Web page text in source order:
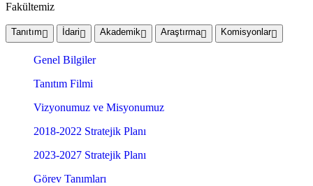
Fakültemiz
Tanıtım İdari Akademik Araştırma Komisyonlar
Genel Bilgiler
Tanıtım Filmi
Vizyonumuz ve Misyonumuz
2018-2022 Stratejik Planı
2023-2027 Stratejik Planı
Görev Tanımları